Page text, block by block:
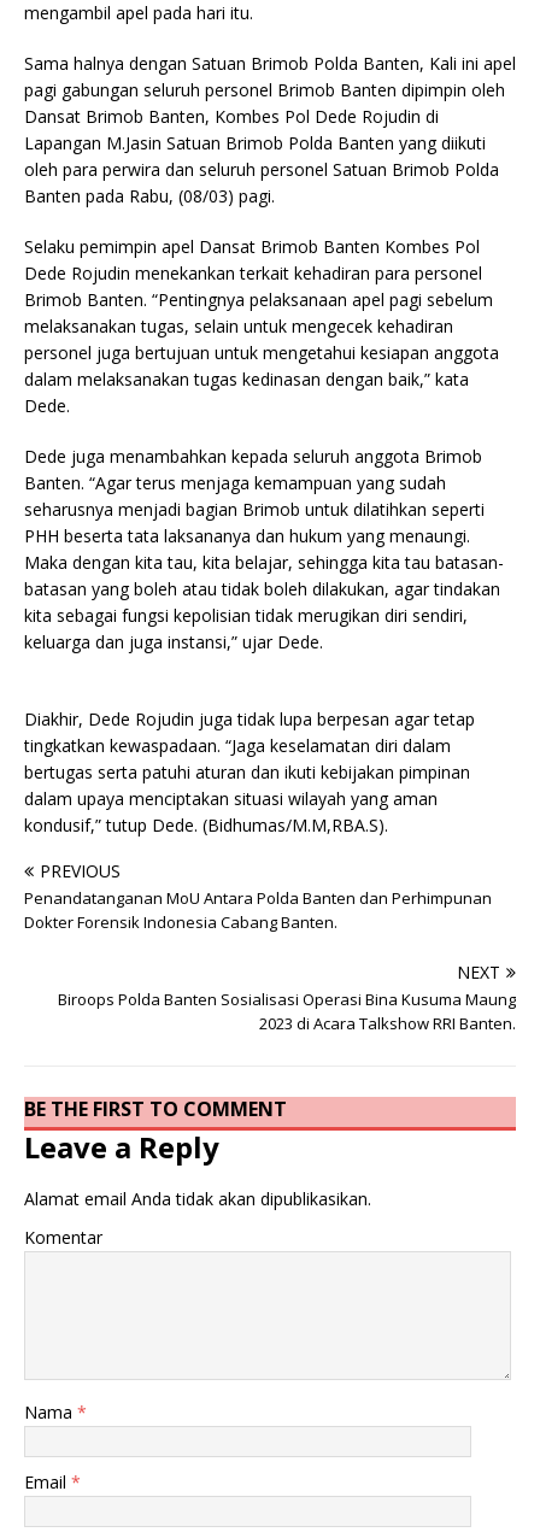
mengambil apel pada hari itu.
Sama halnya dengan Satuan Brimob Polda Banten, Kali ini apel
pagi gabungan seluruh personel Brimob Banten dipimpin oleh
Dansat Brimob Banten, Kombes Pol Dede Rojudin di
Lapangan M.Jasin Satuan Brimob Polda Banten yang diikuti
oleh para perwira dan seluruh personel Satuan Brimob Polda
Banten pada Rabu, (08/03) pagi.
Selaku pemimpin apel Dansat Brimob Banten Kombes Pol
Dede Rojudin menekankan terkait kehadiran para personel
Brimob Banten. “Pentingnya pelaksanaan apel pagi sebelum
melaksanakan tugas, selain untuk mengecek kehadiran
personel juga bertujuan untuk mengetahui kesiapan anggota
dalam melaksanakan tugas kedinasan dengan baik,” kata
Dede.
Dede juga menambahkan kepada seluruh anggota Brimob
Banten. “Agar terus menjaga kemampuan yang sudah
seharusnya menjadi bagian Brimob untuk dilatihkan seperti
PHH beserta tata laksananya dan hukum yang menaungi.
Maka dengan kita tau, kita belajar, sehingga kita tau batasan-
batasan yang boleh atau tidak boleh dilakukan, agar tindakan
kita sebagai fungsi kepolisian tidak merugikan diri sendiri,
keluarga dan juga instansi,” ujar Dede.
Diakhir, Dede Rojudin juga tidak lupa berpesan agar tetap
tingkatkan kewaspadaan. “Jaga keselamatan diri dalam
bertugas serta patuhi aturan dan ikuti kebijakan pimpinan
dalam upaya menciptakan situasi wilayah yang aman
kondusif,” tutup Dede. (Bidhumas/M.M,RBA.S).
PREVIOUS
Penandatanganan MoU Antara Polda Banten dan Perhimpunan
Dokter Forensik Indonesia Cabang Banten.
NEXT
Biroops Polda Banten Sosialisasi Operasi Bina Kusuma Maung
2023 di Acara Talkshow RRI Banten.
BE THE FIRST TO COMMENT
Leave a Reply
Alamat email Anda tidak akan dipublikasikan.
Komentar
Nama *
Email *